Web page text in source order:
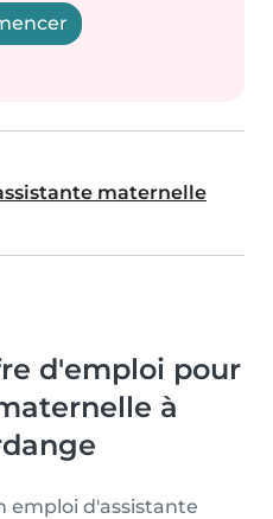
maternelle
d'emploi pour
à
emploi d'assistante